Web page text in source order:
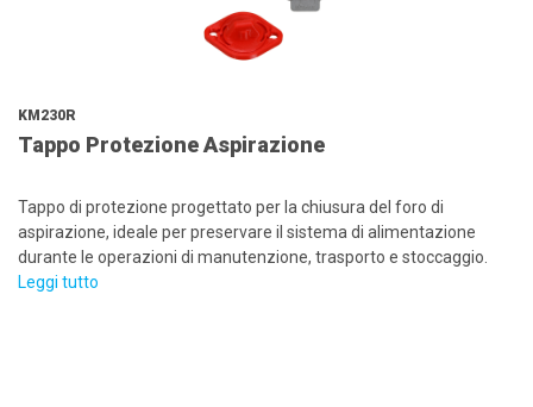
KM230R
Tappo Protezione Aspirazione
Tappo di protezione progettato per la chiusura del foro di
aspirazione, ideale per preservare il sistema di alimentazione
durante le operazioni di manutenzione, trasporto e stoccaggio.
Leggi tutto